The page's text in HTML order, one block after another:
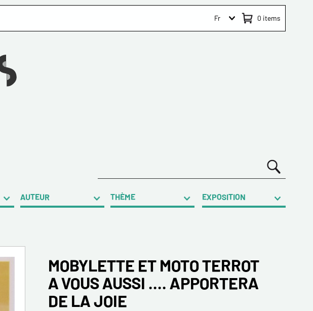
0 items
Fr
AUTEUR THÈME EXPOSITION
MOBYLETTE ET MOTO TERROT
A VOUS AUSSI .... APPORTERA
DE LA JOIE